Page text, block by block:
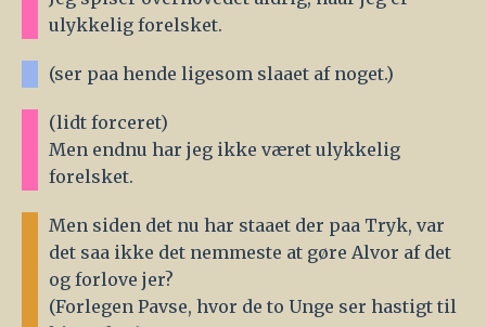
ulykkelig forelsket.
(ser paa hende ligesom slaaet af noget.)
(lidt forceret)
Men endnu har jeg ikke været ulykkelig
forelsket.
Men siden det nu har staaet der paa Tryk, var
det saa ikke det nemmeste at gøre Alvor af det
og forlove jer?
(Forlegen Pavse, hvor de to Unge ser hastigt til